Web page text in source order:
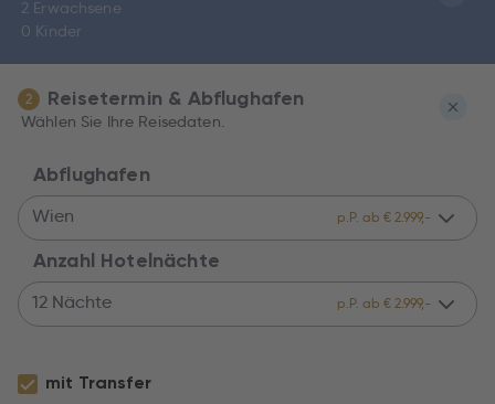
2 Erwachsene
0 Kinder
2 Reisetermin & Abflughafen
Wählen Sie Ihre Reisedaten.
Abflughafen
Wien p.P. ab € 2.999,-
Anzahl Hotelnächte
12 Nächte p.P. ab € 2.999,-
mit Transfer